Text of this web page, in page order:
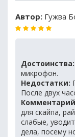
Автор: Гужва
Достоинства:
микрофон.
Недостатки:
После двух
для скайпа,
слабые,
дела, посему